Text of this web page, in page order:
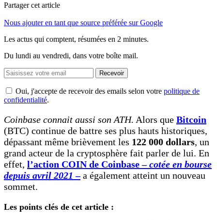
Partager cet article
Nous ajouter en tant que source préférée sur Google
Les actus qui comptent, résumées en 2 minutes.
Du lundi au vendredi, dans votre boîte mail.
Recevoir
Oui, j'accepte de recevoir des emails selon votre politique de
confidentialité.
Coinbase connait aussi son ATH. Alors que Bitcoin
(BTC) continue de battre ses plus hauts historiques,
dépassant même brièvement les 122 000 dollars, un
grand acteur de la cryptosphère fait parler de lui. En
effet, l’action COIN de Coinbase –cotée en bourse
depuis avril 2021 –a également atteint un nouveau
sommet.
Les points clés de cet article :